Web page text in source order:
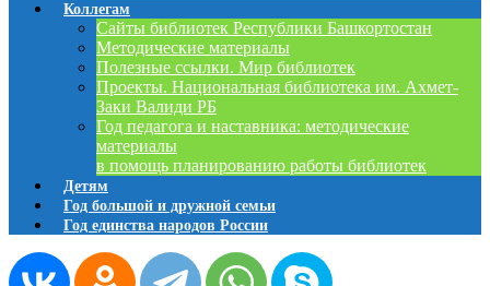
Коллегам
Сайты библиотек Республики Башкортостан
Методические материалы
Полезные ссылки. Мир библиотек
Проекты. Национальная библиотека им. Ахмет-
Заки Валиди РБ
Год педагога и наставника: методические
материалы
в помощь планированию работы библиотек
Детям
Год большой и дружной семьи
Год единства народов России